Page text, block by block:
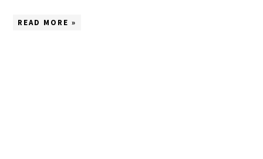
READ MORE »